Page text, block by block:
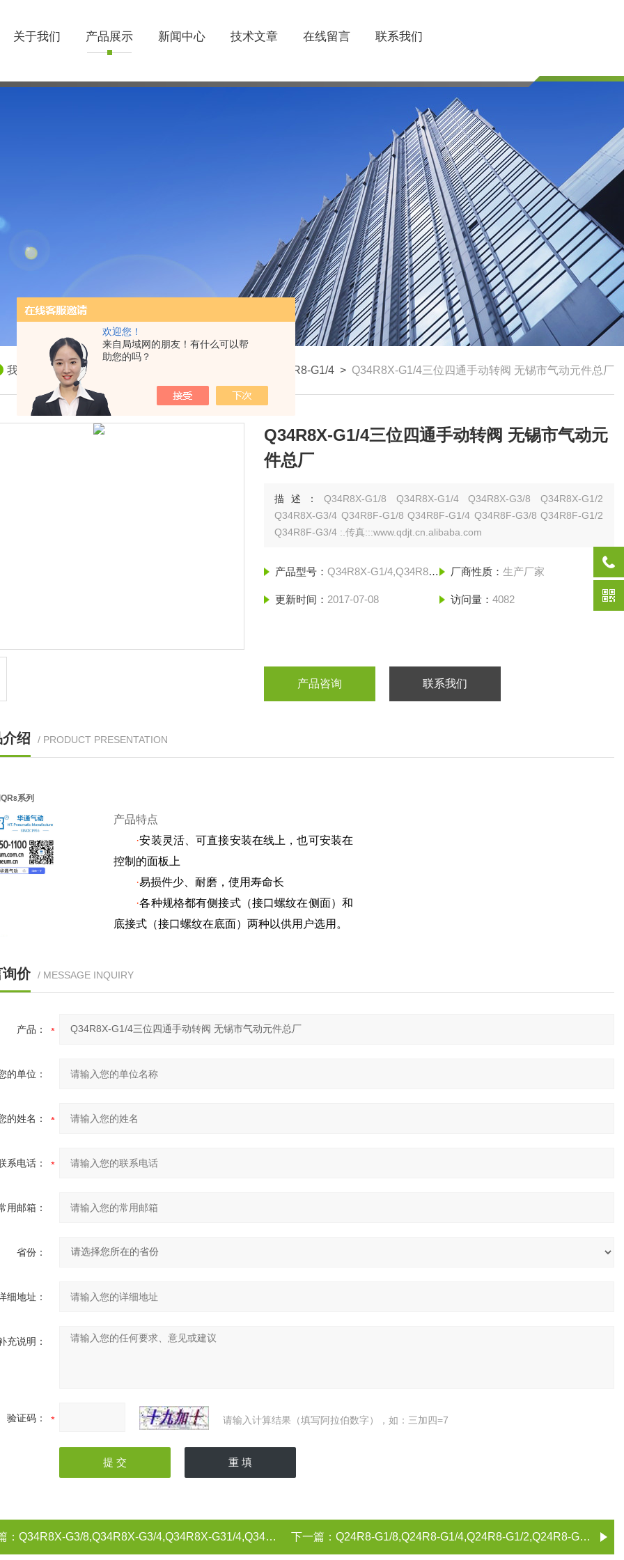
欢迎您！
来自局域网的朋友！有什么可以帮
助您的吗？
关于我们 产品展示 新闻中心 技术文章 在线留言 联系我们
联系电话
510-85745374/
我的位置：首页> Q34R8-G1/4 > Q34R8X-G1/4三位四通手动转阀 无锡市气动元件总厂
Q34R8X-G1/4三位四通手动转阀 无锡市气动元
件总厂
描述：Q34R8X-G1/8 Q34R8X-G1/4 Q34R8X-G3/8 Q34R8X-G1/2
Q34R8X-G3/4 Q34R8F-G1/8 Q34R8F-G1/4 Q34R8F-G3/8 Q34R8F-G1/2
Q34R8F-G3/4 :.传真:::www.qdjt.cn.alibaba.com
产品型号：Q34R8X-G1/4,Q34R8X-G1/8,Q34R8X-G1/2, 厂商性质： 生产厂家
更新时间： 2017-07-08 访问量： 4082
产品咨询 联系我们
绍 / PRODUCT PRESENTATION
8系列
产品特点
·安装灵活、可直接安装在线上，也可安装在
控制的面板上
·易损件少、耐磨，使用寿命长
·各种规格都有侧接式（接口螺纹在侧面）和
底接式（接口螺纹在底面）两种以供用户选用。
质
经净化的压缩空气
）
1.5
动角度（℃）
90
价 / MESSAGE INQUIRY
产品：
的单位：
的姓名：
系电话：
用邮箱：
省份：
细地址：
充说明：
验证码： 请输入计算结果（填写阿拉伯数字），如：三加四=7
： Q34R8X-G3/8,Q34R8X-G3/4,Q34R8X-G31/4,Q34R8X-G3/8三位四通手动转阀 无锡市气动元件总厂 下一篇： Q24R8-G1/8,Q24R8-G1/4,Q24R8-G1/2,Q24R8-G1/8二位四通手动转阀 无锡市气动元件总厂